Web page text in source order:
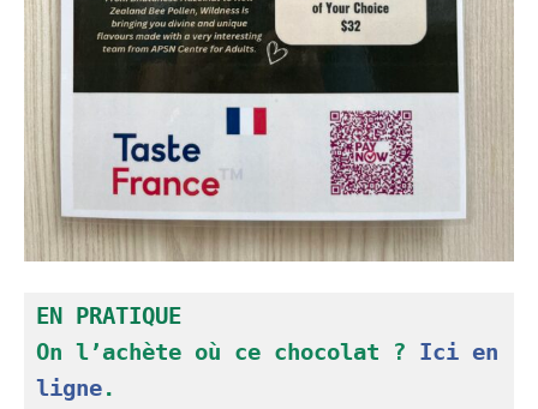
EN PRATIQUE
On l’achète où ce chocolat ? Ici en
ligne.